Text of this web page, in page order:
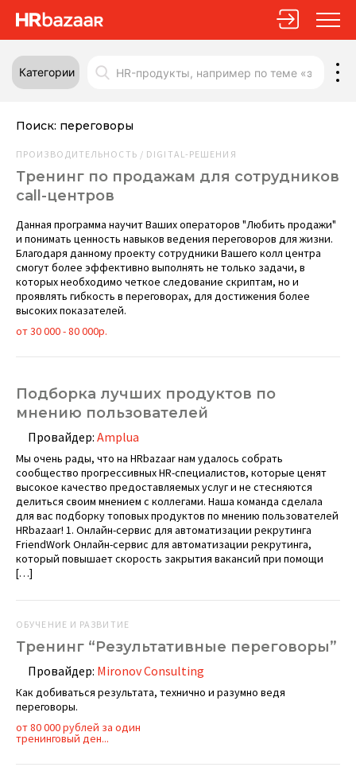
Категории
Поиск: переговоры
ПРОИЗВОДИТЕЛЬНОСТЬ / DIGITAL-РЕШЕНИЯ
Тренинг по продажам для сотрудников
call-центров
Данная программа научит Ваших операторов "Любить продажи"
и понимать ценность навыков ведения переговоров для жизни.
Благодаря данному проекту сотрудники Вашего колл центра
смогут более эффективно выполнять не только задачи, в
которых необходимо четкое следование скриптам, но и
проявлять гибкость в переговорах, для достижения более
высоких показателей.
от 30 000 - 80 000р.
Подборка лучших продуктов по
мнению пользователей
Провайдер: Amplua
Мы очень рады, что на HRbazaar нам удалось собрать
сообщество прогрессивных HR-специалистов, которые ценят
высокое качество предоставляемых услуг и не стесняются
делиться своим мнением с коллегами. Наша команда сделала
для вас подборку топовых продуктов по мнению пользователей
HRbazaar! 1. Онлайн-сервис для автоматизации рекрутинга
FriendWork Онлайн-сервис для автоматизации рекрутинга,
который повышает скорость закрытия вакансий при помощи
[…]
ОБУЧЕНИЕ И РАЗВИТИЕ
Тренинг “Результативные переговоры”
Провайдер: Mironov Consulting
Как добиваться результата, технично и разумно ведя
переговоры.
от 80 000 рублей за один
тренинговый ден...